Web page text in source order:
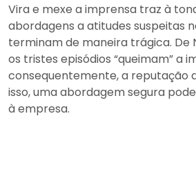
Vira e mexe a imprensa traz à
abordagens a atitudes suspeitas
terminam de maneira trágica. De
os tristes episódios “queimam” a
consequentemente, a reputação
isso, uma abordagem segura
à empresa.